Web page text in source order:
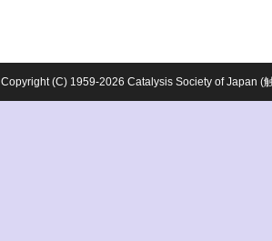
Copyright (C) 1959-2026 Catalysis Society of Japan (